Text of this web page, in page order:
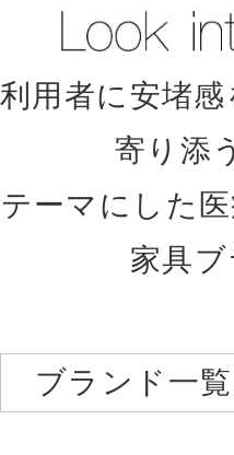
利用者に安堵
寄り添
テーマにした
家具ブ
ブランド一